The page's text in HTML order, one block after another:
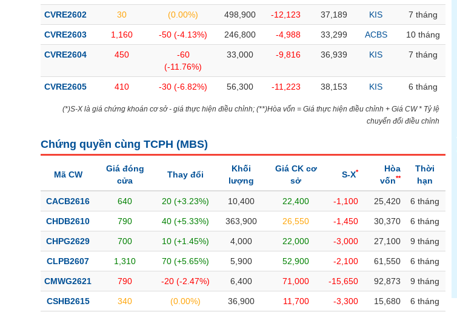
CVRE2602 30 (0.00%) 498,900 -12,123 37,189 KIS 7 tháng
CVRE2603 1,160 -50 (-4.13%) 246,800 -4,988 33,299 ACBS 10 tháng
CVRE2604 450
-60
(-11.76%)
33,000 -9,816 36,939 KIS 7 tháng
CVRE2605 410 -30 (-6.82%) 56,300 -11,223 38,153 KIS 6 tháng
(*)S-X là giá chứng khoán cơ sở - giá thực hiện điều chỉnh; (**)Hòa vốn = Giá thực hiện điều chỉnh + Giá CW * Tỷ lệ
chuyển đổi điều chỉnh
Chứng quyền cùng TCPH (MBS)
Mã CW
Giá đóng
cửa
Thay đổi
Khối
lượng
Giá CK cơ
sở
S-X*
Hòa
vốn**
Thời
hạn
CACB2616 640 20 (+3.23%) 10,400 22,400 -1,100 25,420 6 tháng
CHDB2610 790 40 (+5.33%) 363,900 26,550 -1,450 30,370 6 tháng
CHPG2629 700 10 (+1.45%) 4,000 22,000 -3,000 27,100 9 tháng
CLPB2607 1,310 70 (+5.65%) 5,900 52,900 -2,100 61,550 6 tháng
CMWG2621 790 -20 (-2.47%) 6,400 71,000 -15,650 92,873 9 tháng
CSHB2615 340 (0.00%) 36,900 11,700 -3,300 15,680 6 tháng
Lãnh đạo(-)
Người nội bộ Người liên quan Cổ đông lớn
Tin tức(-)
Bài viết của tác giả(-)
Báo cáo phân tích(-)
Thuật ngữ(-)
Dịch vụ (-)
Đào tạo
Công cụ đầu tư